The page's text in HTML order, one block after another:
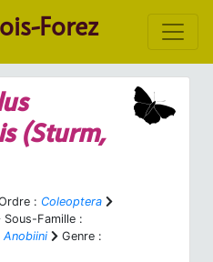
Forez
(Sturm,
: Coleoptera
Sous-Famille :
Anobiini
Genre :